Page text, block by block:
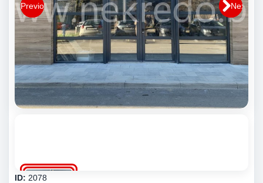
Previous
Previous Next
ID: 2078